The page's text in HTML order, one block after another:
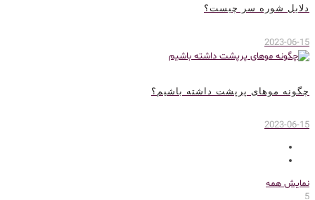
دلایل شوره سر چیست؟
2023-06-15
چگونه موهای پرپشت داشته باشیم؟
2023-06-15
نمایش همه
5